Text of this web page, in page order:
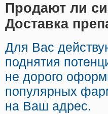
Продают ли
Доставка
Для Вас
поднятия
не дорого
популярных
на Ваш адрес.